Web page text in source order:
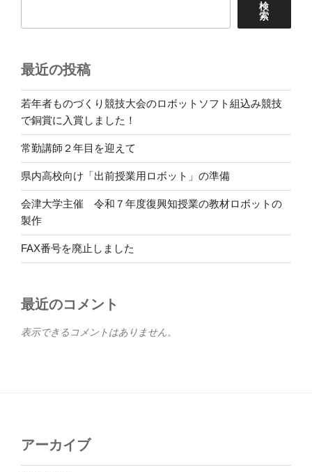
検
索
最近の投稿
若年者ものづくり競技大会のロボットソフト組込み競技
で銅賞に入賞しました！
常勤講師２年目を迎えて
県内高校向け「出前授業用ロボット」の準備
会津大学主催 令和７年度復興知授業の教材ロボットの
製作
FAX番号を廃止しました
最近のコメント
表示できるコメントはありません。
アーカイブ